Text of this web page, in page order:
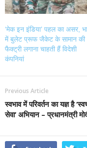
‘मेक इन इंडिया’ पहल का असर,
में बुलेट प्रूफ जैकेट के सामान की
फैक्ट्री लगाना चाहती हैं विदेशी
कंपनियां
Previous Article
स्वभाव में परिवर्तन का यज्ञ है
सेवा’ अभियान – प्रधानमंत्री